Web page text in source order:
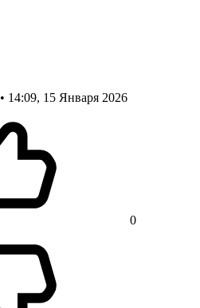
• 14:09, 15 Января 2026
0